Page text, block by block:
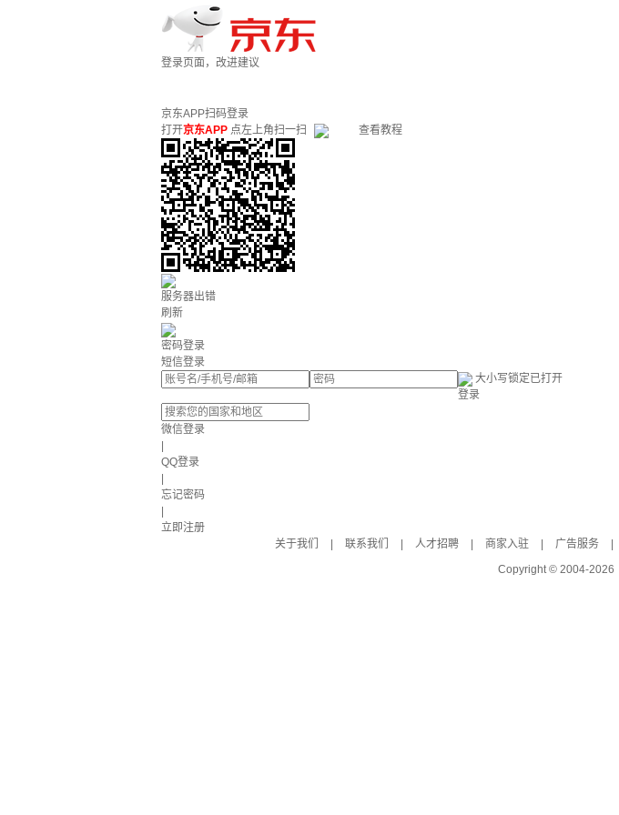
登录页面，改进建议
京东APP扫码登录
打开京东APP 点左上角扫一扫 查看教程
服务器出错
刷新
密码登录
短信登录
大小写锁定已打开
登录
微信登录
QQ登录
忘记密码
立即注册
关于我们
联系我们 人才招聘 商家入驻 广告服务
Copyright © 2004-2026